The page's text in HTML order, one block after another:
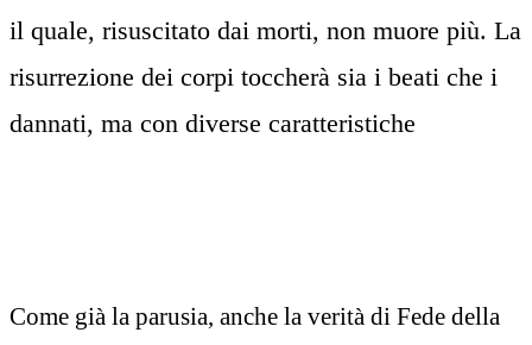
il quale, risuscitato dai morti, non muore più. La
risurrezione dei corpi toccherà sia i beati che i
dannati, ma con diverse caratteristiche
Come già la parusia, anche la verità di Fede della